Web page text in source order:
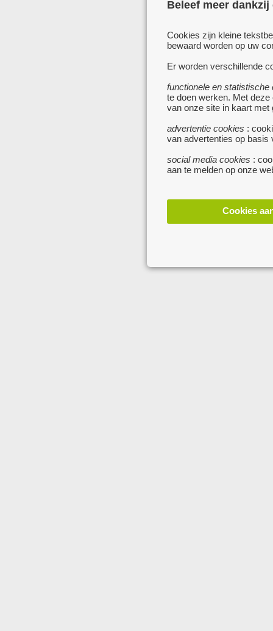
Beleef meer
Cookies zijn kleine
bewaard worden op uw
Er worden verschillende
functionele en statistische
te doen werken. Met
van onze site in kaart met
advertentie cookies :
van advertenties op basis
social media cookies :
aan te melden op onze
Cookies